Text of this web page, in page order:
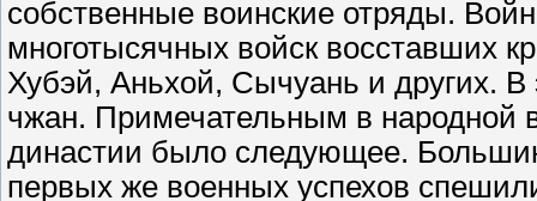
собственные воинские отряды.
многотысячных войск восставших
Хубэй, Аньхой, Сычуань и других.
чжан. Примечательным в народной
династии было следующее.
первых же военных успехов